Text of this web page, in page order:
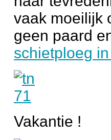
vaak moeilijk
geen paard
schietploeg
Vakantie !